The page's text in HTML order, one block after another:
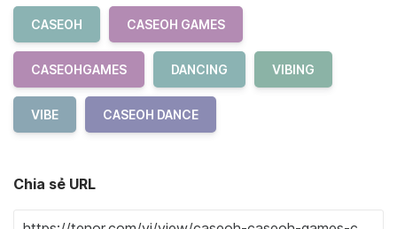
CASEOH CASEOH GAMES
CASEOHGAMES DANCING VIBING
VIBE CASEOH DANCE
Chia sẻ URL